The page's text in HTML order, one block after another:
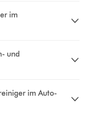
im
und
im Auto-